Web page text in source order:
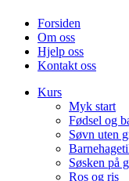
Forsiden
Om oss
Hjelp oss
Kontakt oss
Kurs
Myk start
Fødsel og
Søvn uten
Søsken på
Ros og ris